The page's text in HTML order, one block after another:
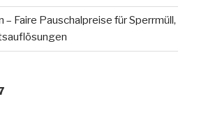
– Faire Pauschalpreise für Sperrmüll,